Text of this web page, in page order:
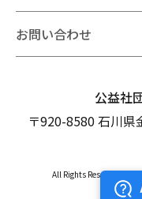
お問い合わせ
公益社
〒920-8580 石川
All Rights Reserved